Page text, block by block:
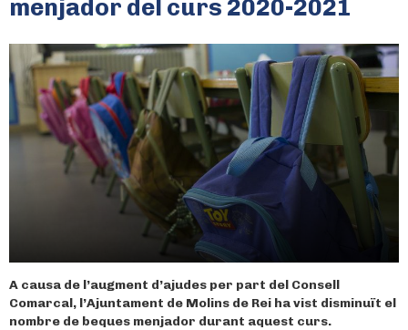
menjador del curs 2020-2021
A causa de l’augment d’ajudes per part del Consell
Comarcal, l’Ajuntament de Molins de Rei ha vist disminuït el
nombre de beques menjador durant aquest curs.